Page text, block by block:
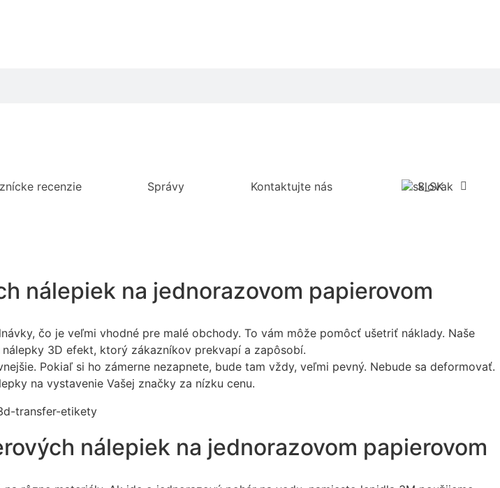
recenzie Správy Kontaktujte nás Slovak
nálepiek na jednorazovom papierovom
čo je veľmi vhodné pre malé obchody. To vám môže pomôcť ušetriť náklady. Naše
3D efekt, ktorý zákazníkov prekvapí a zapôsobí.
Pokiaľ si ho zámerne nezapnete, bude tam vždy, veľmi pevný. Nebude sa deformovať.
na vystavenie Vašej značky za nízku cenu.
nálepiek na jednorazovom papierovom